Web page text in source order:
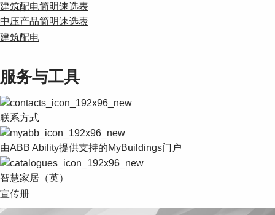
建筑配电简明速选表
中压产品简明速选表
建筑配电
服务与工具
联系方式
由ABB Ability提供支持的MyBuildings门户
智慧家居（英）
宣传册